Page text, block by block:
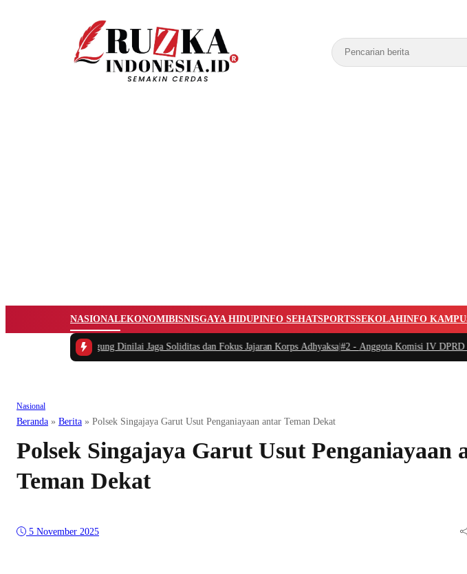
NASIONALEKONOMIBISNISGAYA HIDUPINFO SEHATSPORTSSEKOLAHINFO
Jaksa Agung Dinilai Jaga Soliditas dan Fokus Jajaran Korps Adhyaksa #2 -Anggota Komisi IV DPRD
Nasional
Beranda » Berita » Polsek Singajaya Garut Usut Penganiayaan antar Teman Dekat
Polsek Singajaya Garut Usut Penganiayaan
Teman Dekat
5 November 2025